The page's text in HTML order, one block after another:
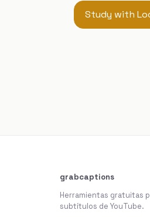
Study with
grabcaptions
Herramientas gratuitas
subtítulos de YouTube.